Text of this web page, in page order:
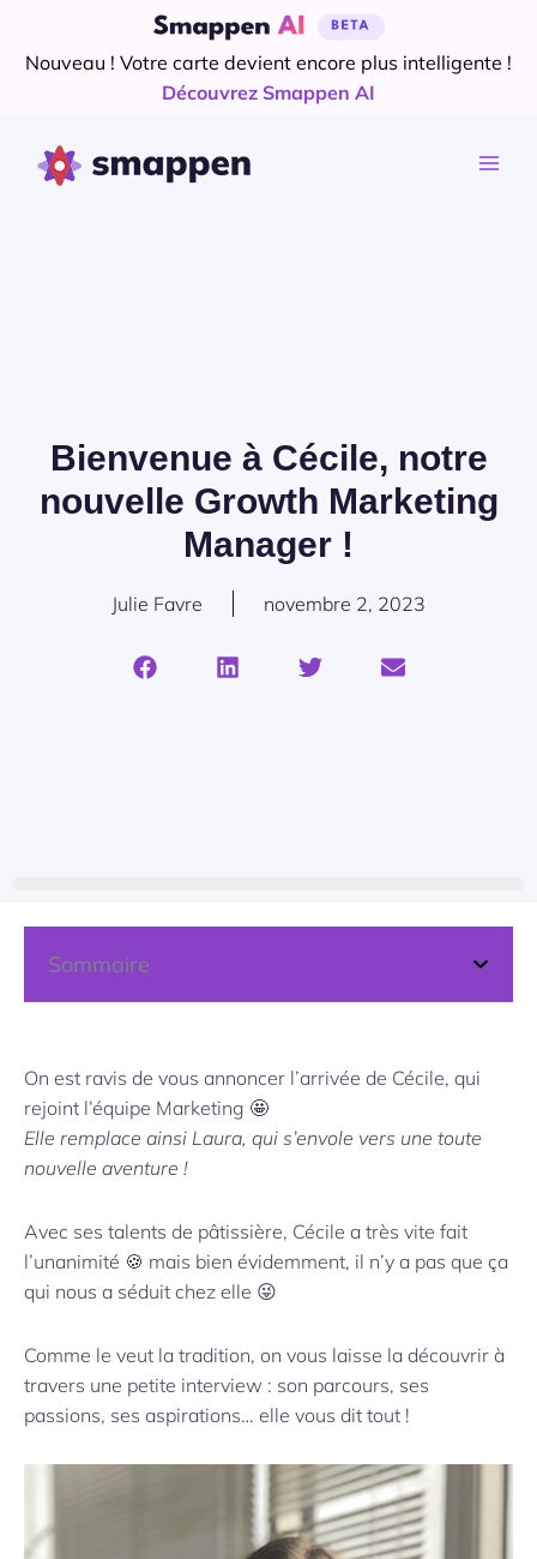
Nouveau ! Votre carte devient encore plus intelligente !
Découvrez Smappen AI
contenu
Bienvenue à Cécile, notre
nouvelle Growth Marketing
Manager !
Julie Favre novembre 2, 2023
Sommaire
On est ravis de vous annoncer l’arrivée de Cécile, qui
rejoint l’équipe Marketing 🤩
Elle remplace ainsi Laura, qui s’envole vers une toute
nouvelle aventure !
Avec ses talents de pâtissière, Cécile a très vite fait
l’unanimité 🍪 mais bien évidemment, il n’y a pas que ça
qui nous a séduit chez elle 😜
Comme le veut la tradition, on vous laisse la découvrir à
travers une petite interview : son parcours, ses
passions, ses aspirations… elle vous dit tout !